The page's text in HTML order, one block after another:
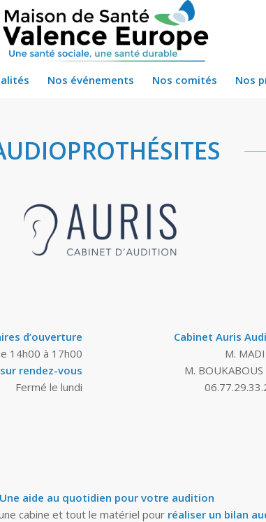
Nos
Nos comités
Nos événements
Cabinet Auris
M.
M.
d’ouverture
14h00 à 17h00
rendez-vous
Fermé le lundi
Une aide au quotidien pour votre audition.
cabine et tout le matériel pour réaliser un bilan